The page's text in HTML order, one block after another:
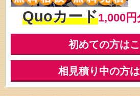
Quoカード1,000
初めての方は
相見積り中の方